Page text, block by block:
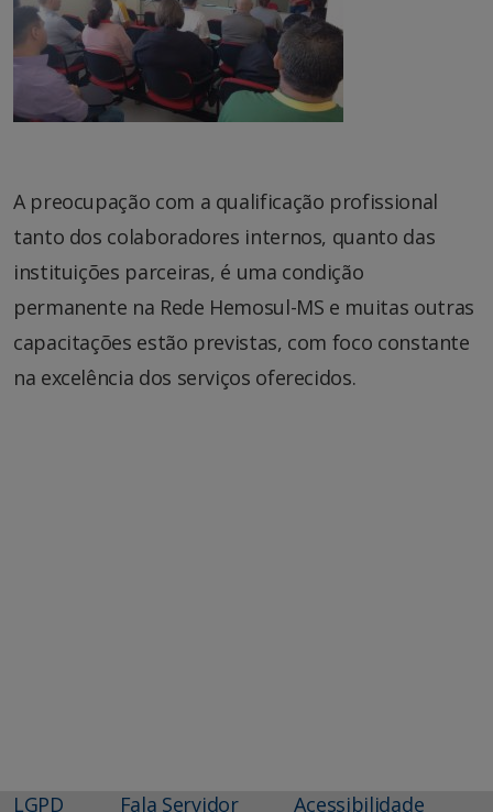
A preocupação com a qualificação profissional
tanto dos colaboradores internos, quanto das
instituições parceiras, é uma condição
permanente na Rede Hemosul-MS e muitas outras
capacitações estão previstas, com foco constante
na excelência dos serviços oferecidos.
LGPD Fala Servidor Acessibilidade